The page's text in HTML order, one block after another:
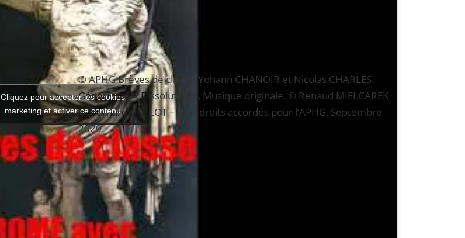
© APHG Brèves de classe. Yohann CHANOIR et Nicolas CHARLES.
Générique : « Dissolution ». Musique originale. © Renaud MIELCAREK
et Bernard COLLOT – tous droits accordés pour l’APHG. Septembre
2020.
Cliquez pour accepter les cookies
marketing et activer ce contenu